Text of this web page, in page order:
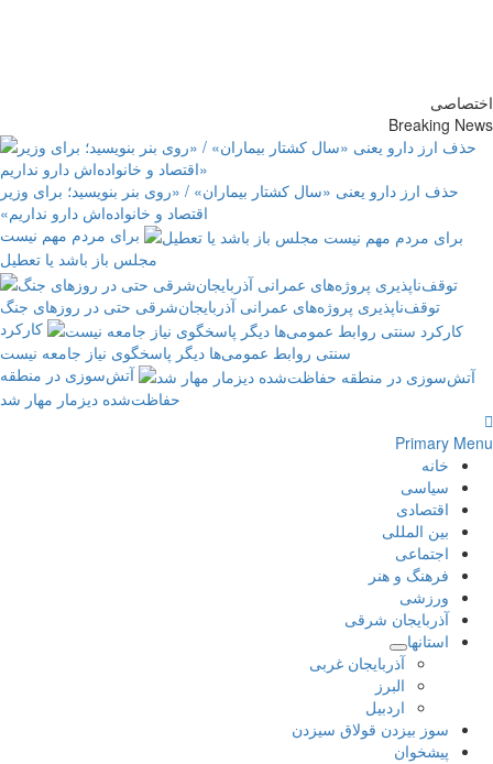
اختصاصی
Breaking News
حذف ارز دارو یعنی «سال کشتار بیماران» / «روی بنر بنویسید؛ برای وزیر
اقتصاد و خانواده‌اش دارو نداریم»
برای مردم مهم نیست
مجلس باز باشد یا تعطیل
توقف‌ناپذیری پروژه‌های عمرانی آذربایجان‌شرقی حتی در روزهای جنگ
کارکرد
سنتی روابط عمومی‌ها دیگر پاسخگوی نیاز جامعه نیست
آتش‌سوزی در منطقه
حفاظت‌شده دیزمار مهار شد
Primary Menu
خانه
سیاسی
اقتصادی
بین المللی
اجتماعی
فرهنگ و هنر
ورزشی
آذربایجان شرقی
استانها
آذربایجان غربی
البرز
اردبیل
سوز بیزدن قولاق سیزدن
پیشخوان